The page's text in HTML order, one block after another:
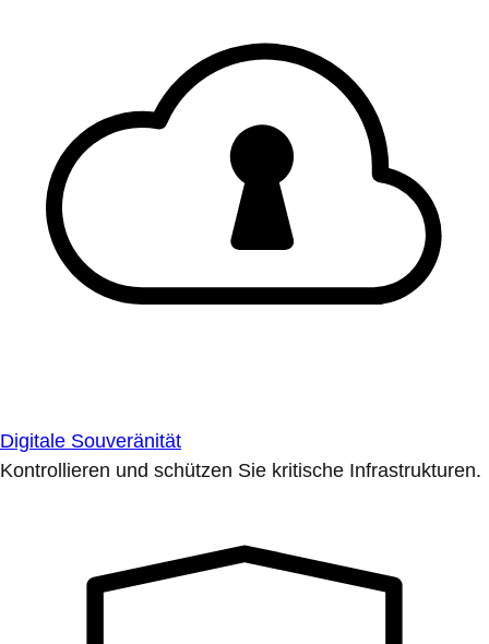
Digitale Souveränität
Kontrollieren und schützen Sie kritische Infrastrukturen.